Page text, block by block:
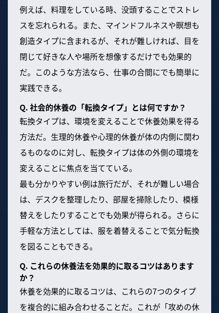
例えば、料理をしている時、没頭することでストレ
スを忘れられる。また、マインドフルネスや瞑想も
創造タイプに含まれるが、それが難しければ、目を
閉じて好きな人や場所を想像するだけでも効果的
だ。このような方法なら、仕事の合間にでも簡単に
実践できる。
Q. 社会的休養の「転換タイプ」とは何ですか？
転換タイプは、環境を変えることで休養効果を得る
方法だ。生理的休養や心理的休養が体の内側に関わ
るものなのに対し、転換タイプは体の外側の環境を
変えることに焦点を当てている。
最も分かりやすい例は旅行だが、それが難しい場合
は、デスクを整理したり、部屋を掃除したり、模様
替えをしたりすることでも効果が得られる。さらに
手軽な方法としては、服を着替えることで気分転換
を図ることもできる。
Q. これらの休養法を効果的に取るコツはあります
か？
休養を効果的に取るコツは、これらの7つのタイプ
を複合的に組み合わせることだ。これが「攻めの休